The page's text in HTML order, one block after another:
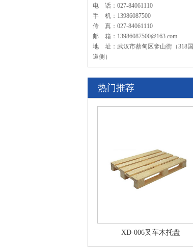
电 话：027-84061110
手 机：13986087500
传 真：027-84061110
邮 箱：13986087500@163.com
地 址：武汉市蔡甸区奓山街（318国
道侧）
热门推荐
XD-006叉车木托盘